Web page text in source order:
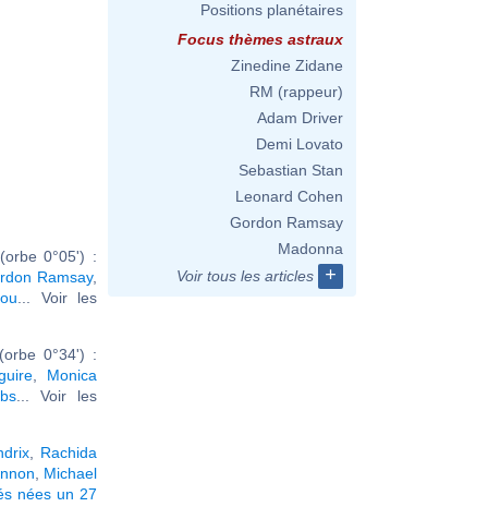
0°05') :
Ramsay,
... Voir les
0°34') :
Monica
... Voir les
Rachida
Michael
nées un 27
Positions planétaires
Focus thèmes astraux
Zinedine Zidane
RM (rappeur)
Adam Driver
Demi Lovato
Sebastian Stan
Leonard Cohen
Gordon Ramsay
Madonna
Voir tous les articles
+